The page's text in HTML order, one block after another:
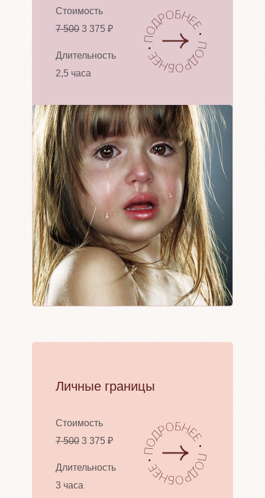
Стоимость
Длительность
Стоимость
Личные границы
Длительность
2,5 часа
3 часа
7 500 3 375 ₽
7 500 3 375 ₽